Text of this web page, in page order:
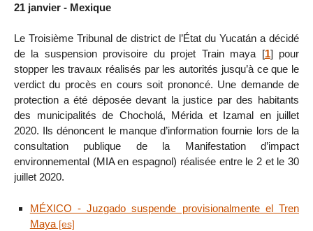
21 janvier - Mexique
Le Troisième Tribunal de district de l’État du Yucatán a décidé
de la suspension provisoire du projet Train maya [1] pour
stopper les travaux réalisés par les autorités jusqu’à ce que le
verdict du procès en cours soit prononcé. Une demande de
protection a été déposée devant la justice par des habitants
des municipalités de Chocholá, Mérida et Izamal en juillet
2020. Ils dénoncent le manque d’information fournie lors de la
consultation publique de la Manifestation d’impact
environnemental (MIA en espagnol) réalisée entre le 2 et le 30
juillet 2020.
MÉXICO - Juzgado suspende provisionalmente el Tren
Maya